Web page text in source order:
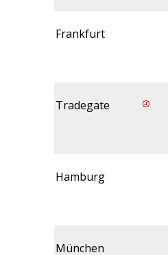
Frankfurt
Tradegate
Hamburg
München